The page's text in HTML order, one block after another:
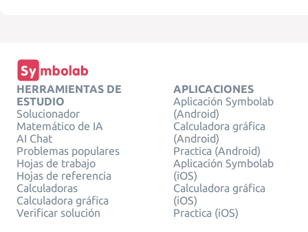
HERRAMIENTAS DE
ESTUDIO
Solucionador
Matemático de IA
AI Chat
Problemas populares
Hojas de trabajo
Hojas de referencia
Calculadoras
Calculadora gráfica
Verificar solución
APLICACIONES
Aplicación Symbolab
(Android)
Calculadora gráfica
(Android)
Practica (Android)
Aplicación Symbolab
(iOS)
Calculadora gráfica
(iOS)
Practica (iOS)